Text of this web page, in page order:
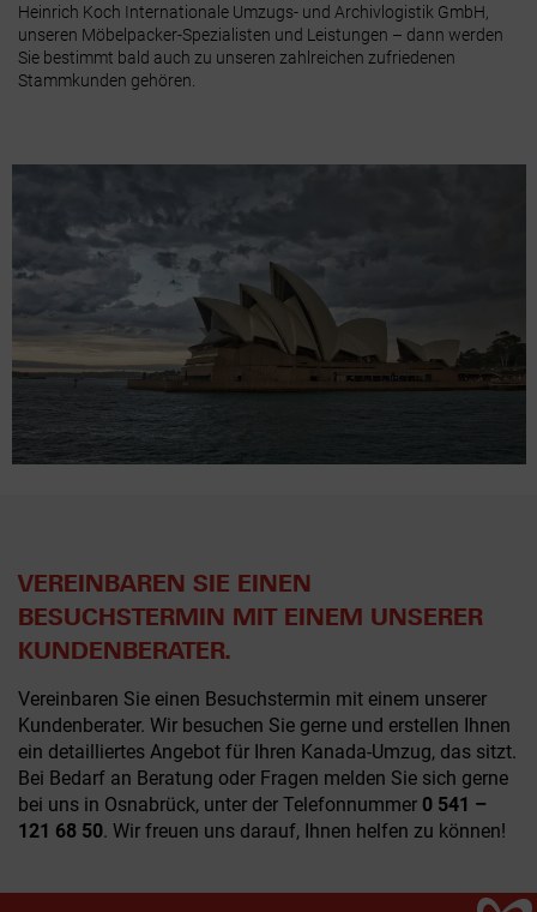
Heinrich Koch Internationale Umzugs- und Archivlogistik GmbH,
unseren Möbelpacker-Spezialisten und Leistungen – dann werden
Sie bestimmt bald auch zu unseren zahlreichen zufriedenen
Stammkunden gehören.
VEREINBAREN SIE EINEN
BESUCHSTERMIN MIT EINEM UNSERER
KUNDENBERATER.
Vereinbaren Sie einen Besuchstermin mit einem unserer
Kundenberater. Wir besuchen Sie gerne und erstellen Ihnen
ein detailliertes Angebot für Ihren Kanada-Umzug, das sitzt.
Bei Bedarf an Beratung oder Fragen melden Sie sich gerne
bei uns in Osnabrück, unter der Telefonnummer 0 541 –
121 68 50. Wir freuen uns darauf, Ihnen helfen zu können!